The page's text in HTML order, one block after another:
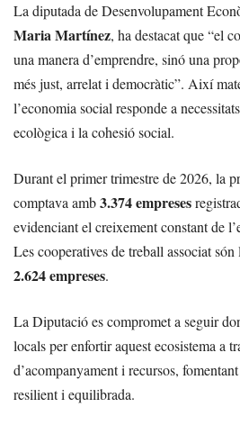
La diputada de Desenvolupament
Maria Martínez, ha destacat que “el
una manera d’emprendre, sinó una
més just, arrelat i democràtic”. Així
l’economia social responde a
ecològica i la cohesió social.
Durant el primer trimestre de 2026, la
comptava amb3.374 empreses
evidenciant el creixement constant de
Les cooperatives de treball associat
2.624 empreses.
La Diputació es compromet a seguir
locals per enfortir aquest ecosistema a
d’acompanyament i recursos,
resilient i equilibrada.